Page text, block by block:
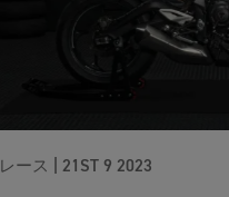
レース | 21ST 9 2023